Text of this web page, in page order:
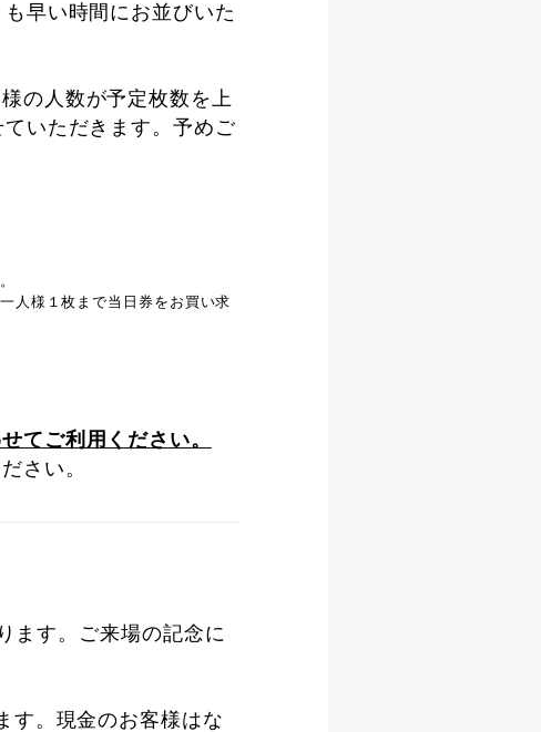
早い時間にお並びいた
の人数が予定枚数を上
いただきます。予めご
人様１枚まで当日券をお買い求
てご利用ください。
さい。
ます。ご来場の記念に
す。現金のお客様はな